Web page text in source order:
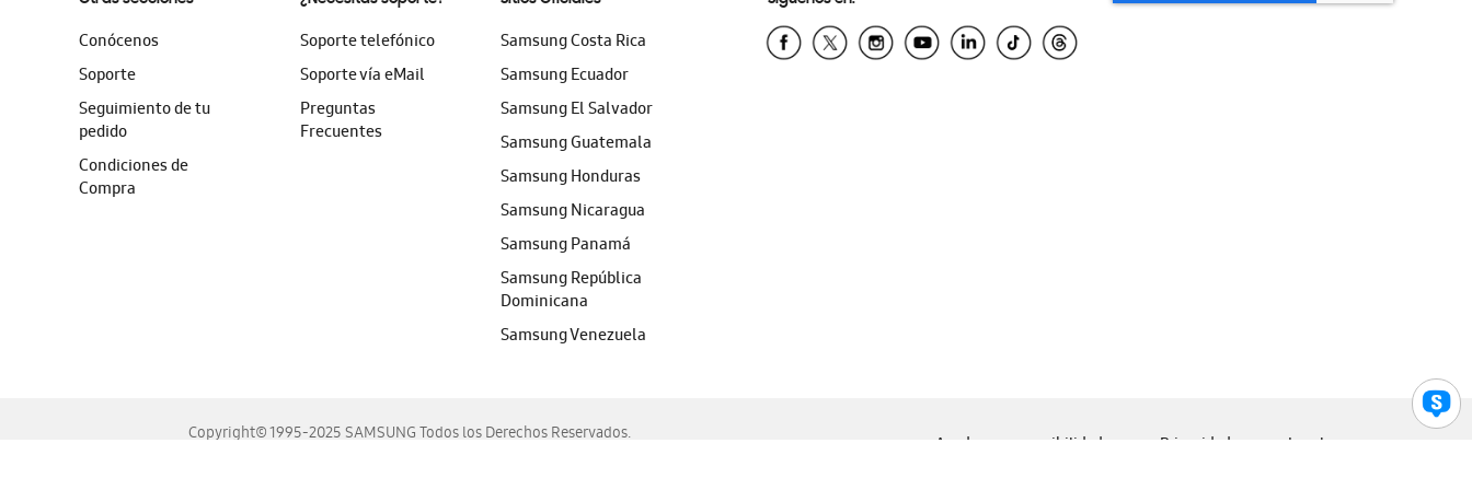
Conócenos
Soporte
Seguimiento de tu
pedido
Condiciones de
Compra
Soporte telefónico
Soporte vía eMail
Preguntas
Frecuentes
Samsung Costa Rica
Samsung Ecuador
Samsung El Salvador
Samsung Guatemala
Samsung Honduras
Samsung Nicaragua
Samsung Panamá
Samsung República
Dominicana
Samsung Venezuela
Copyright© 1995-2025 SAMSUNG Todos los Derechos Reservados.
Ayuda para accesibilidad Privacidad Legal